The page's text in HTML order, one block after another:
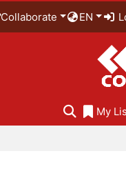
Collaborate EN
My